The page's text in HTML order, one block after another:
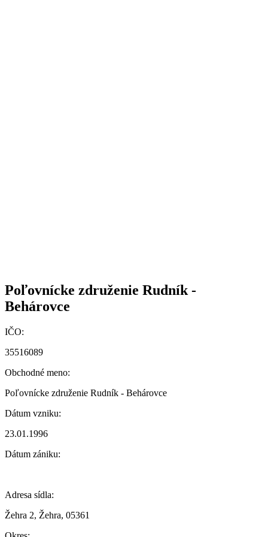
Poľovnícke združenie Rudník -
Behárovce
IČO:
35516089
Obchodné meno:
Poľovnícke združenie Rudník - Behárovce
Dátum vzniku:
23.01.1996
Dátum zániku:
Adresa sídla:
Žehra 2, Žehra, 05361